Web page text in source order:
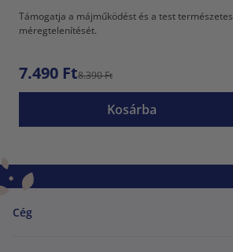
Támogatja a májműködést és a test természetes
méregtelenítését.
7.490 Ft8.390 Ft
Kosárba
Cég